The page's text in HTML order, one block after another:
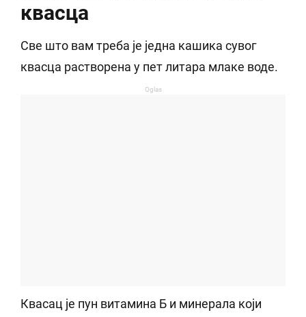
квасца
Све што вам треба је једна кашика сувог
квасца растворена у пет литара млаке воде.
Oglas
Квасац је пун витамина Б и минерала који